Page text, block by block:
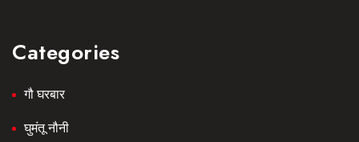
Categories
गौ घरबार
घुमंतू नौनी